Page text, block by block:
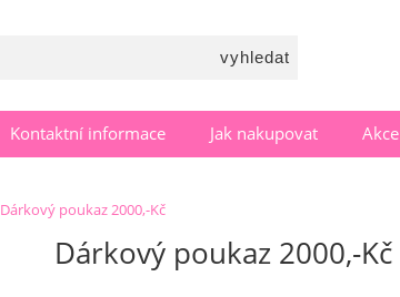
Kontaktní informace Jak nakupovat Akce
Dárkový poukaz 2000,-Kč
Dárkový poukaz 2000,-Kč